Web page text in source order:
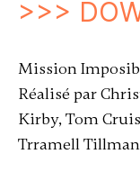
>>>
Mission
Réalisé par
Kirby, Tom
Trramell